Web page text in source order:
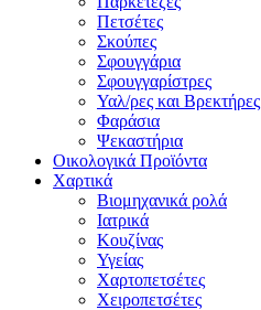
Πετσέτες
Σκούπες
Σφουγγάρια
Σφουγγαρίστρες
Υαλ/ρες και Βρεκτήρες
Φαράσια
Ψεκαστήρια
Οικολογικά Προϊόντα
Χαρτικά
Βιομηχανικά ρολά
Ιατρικά
Κουζίνας
Υγείας
Χαρτοπετσέτες
Χειροπετσέτες